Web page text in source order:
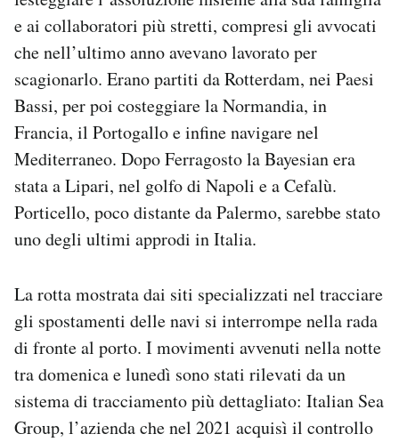
e ai collaboratori più stretti, compresi gli avvocati
che nell’ultimo anno avevano lavorato per
scagionarlo. Erano partiti da Rotterdam, nei Paesi
Bassi, per poi costeggiare la Normandia, in
Francia, il Portogallo e infine navigare nel
Mediterraneo. Dopo Ferragosto la Bayesian era
stata a Lipari, nel golfo di Napoli e a Cefalù.
Porticello, poco distante da Palermo, sarebbe stato
uno degli ultimi approdi in Italia.
La rotta mostrata dai siti specializzati nel tracciare
gli spostamenti delle navi si interrompe nella rada
di fronte al porto. I movimenti avvenuti nella notte
tra domenica e lunedì sono stati rilevati da un
sistema di tracciamento più dettagliato: Italian Sea
Group, l’azienda che nel 2021 acquisì il controllo